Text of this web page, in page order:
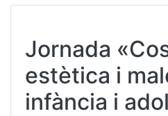
Jornada
estètica i
infància i